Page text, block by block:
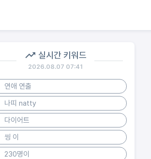
실시간 키워드
2026.08.07 07:41
연애 연출
나띠 natty
다이어트
씽 이
230명이